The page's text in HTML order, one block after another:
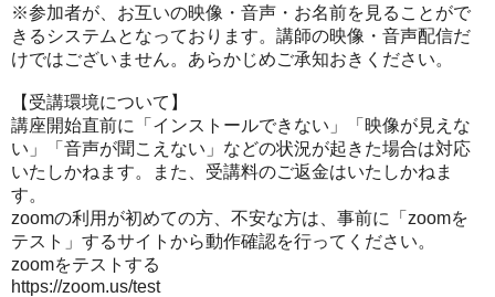
※参加者が、お互いの映像・音声・お名前を見ることがで
きるシステムとなっております。講師の映像・音声配信だ
けではございません。あらかじめご承知おきください。
【受講環境について】
講座開始直前に「インストールできない」「映像が見えな
い」「音声が聞こえない」などの状況が起きた場合は対応
いたしかねます。また、受講料のご返金はいたしかねま
す。
zoomの利用が初めての方、不安な方は、事前に「zoomを
テスト」するサイトから動作確認を行ってください。
zoomをテストする
https://zoom.us/test